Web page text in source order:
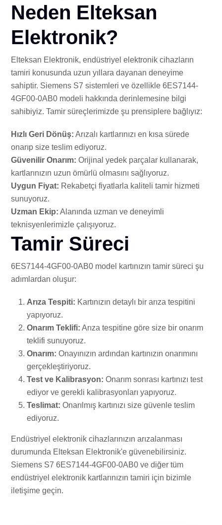
Neden Elteksan
Elektronik?
Elteksan Elektronik, endüstriyel elektronik cihazların
tamiri konusunda uzun yıllara dayanan deneyime
sahiptir. Siemens S7 sistemleri ve özellikle 6ES7144-
4GF00-0AB0 modeli hakkında derinlemesine bilgi
sahibiyiz. Tamir süreçlerimizde şu prensiplere bağlıyız:
Hızlı Geri Dönüş: Arızalı kartlarınızı en kısa sürede
onarıp size teslim ediyoruz.
Güvenilir Onarım: Orijinal yedek parçalar kullanarak,
kartlarınızın uzun ömürlü olmasını sağlıyoruz.
Uygun Fiyat: Rekabetçi fiyatlarla kaliteli tamir hizmeti
sunuyoruz.
Uzman Ekip: Alanında uzman ve deneyimli
teknisyenlerimizle çalışıyoruz.
Tamir Süreci
6ES7144-4GF00-0AB0 model kartınızın tamir süreci şu
adımlardan oluşur:
Arıza Tespiti: Kartınızın detaylı bir arıza tespitini
yapıyoruz.
Onarım Teklifi: Arıza tespitine göre size bir onarım
teklifi sunuyoruz.
Onarım: Onayınızın ardından kartınızın onarımını
gerçekleştiriyoruz.
Test ve Kalibrasyon: Onarım sonrası kartınızı test
ediyor ve gerekli kalibrasyonları yapıyoruz.
Teslimat: Onarılmış kartınızı size güvenle teslim
ediyoruz.
Endüstriyel elektronik cihazlarınızın arızalanması
durumunda Elteksan Elektronik'e güvenebilirsiniz.
Siemens S7 6ES7144-4GF00-0AB0 ve diğer tüm
endüstriyel elektronik kartlarınızın tamiri için bizimle
iletişime geçin.